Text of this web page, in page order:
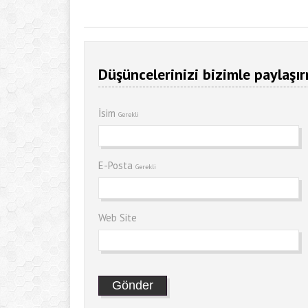
Düşüncelerinizi bizimle
İsim Gerekli
E-Posta Gerekli
Web Site